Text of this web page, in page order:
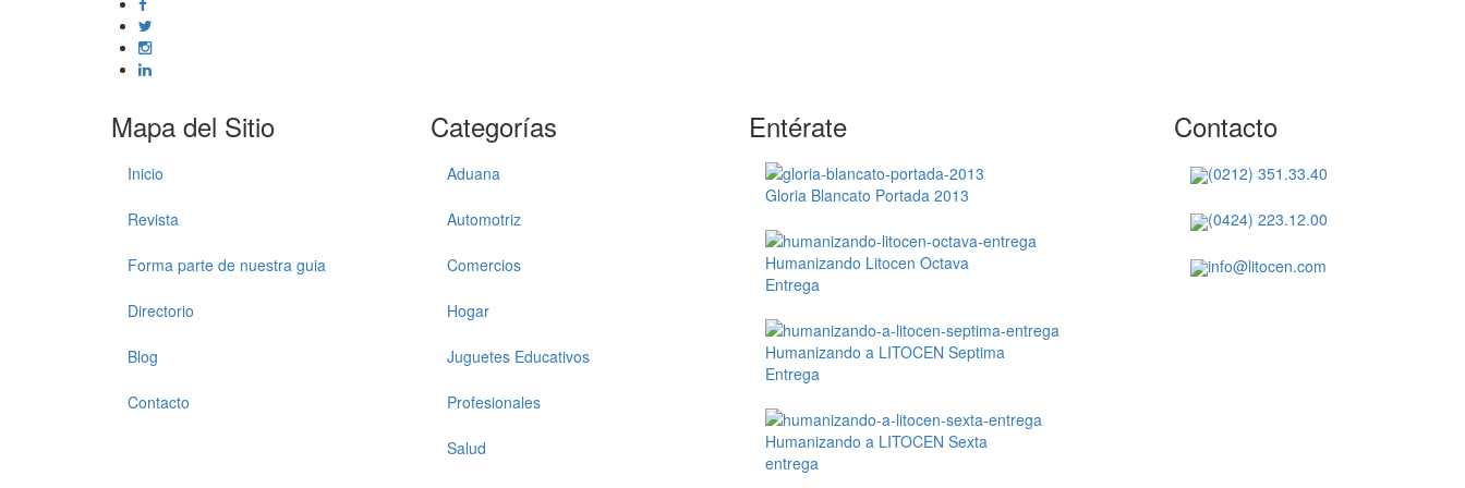
Mapa del Sitio
Inicio
Revista
Forma parte de nuestra guia
Directorio
Blog
Contacto
Categorías
Aduana
Automotriz
Comercios
Hogar
Juguetes Educativos
Profesionales
Salud
Entérate
Gloria Blancato Portada 2013
Humanizando Litocen Octava
Entrega
Humanizando a LITOCEN Septima
Entrega
Humanizando a LITOCEN Sexta
entrega
Contacto
(0212) 351.33.40
(0424) 223.12.00
info@litocen.com